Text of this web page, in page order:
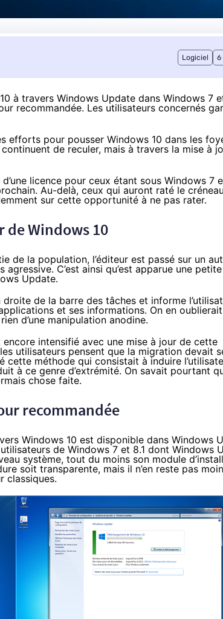
Logiciel 6
à travers Windows Update dans Windows 7
recommandée. Les utilisateurs concernés
efforts pour pousser Windows 10 dans les
de reculer, mais à travers la mise à
licence pour ceux étant sous Windows 7
Au-delà, ceux qui auront raté le créneau
sur cette opportunité à ne pas rater.
deWindows 10
de la population, l’éditeur est passé sur un
C’est ainsi qu’est apparue une petite
Update.
de la barre des tâches et informe
et ses informations. On en oublierait
d’une manipulation anodine.
encore intensifié avec une mise à jour de cette
utilisateurs pensent que la migration devait
cette méthode qui consistait à induire
à ce genre d’extrémité. On savait pourtant
chose faite.
recommandée
Windows 10 est disponible dans Windows
de Windows 7 et 8.1 dont Windows
système, tout du moins son module
soit transparente, mais il n’en reste pas
classiques.